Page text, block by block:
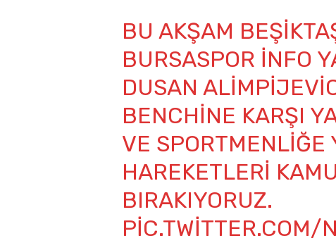
BU AKŞAM
BURSASPOR İNFO
DUSAN
BENCHINE KARŞI
VE SPORTMENLIĞE
HAREKETLERI
BIRAKIYORUZ.
PIC.TWITTER.COM/